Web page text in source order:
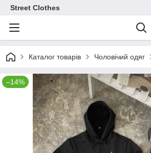
Street Clothes
Каталог товарів Чоловічий одяг
–14%